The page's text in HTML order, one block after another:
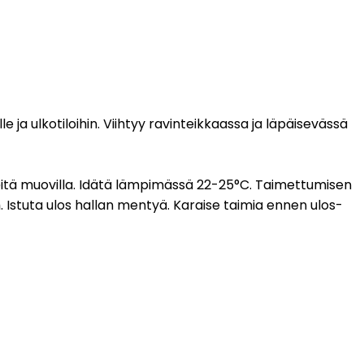
ja ulkotiloihin. Viihtyy ravinteikkaassa ja läpäisevässä
muovilla. Idätä lämpimässä 22-25°C. Taimettumisen
ulos hallan mentyä. Karaise taimia ennen ulos-